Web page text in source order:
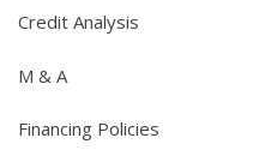
Credit Analysis
M & A
Financing Policies